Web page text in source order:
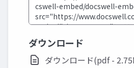
ダウンロード
ダウンロード(pdf -